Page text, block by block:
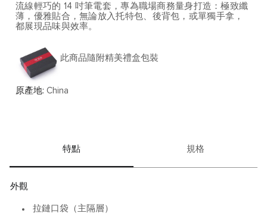
流線輕巧的 14 吋筆電套，專為職場商務量身打造：極致纖
薄，優雅貼合，無論放入托特包、後背包，或單獨手拿，
都展現品味與效率。
此商品隨附精美禮盒包裝
原產地: China
特點 規格
外觀
拉鏈口袋（主隔層）